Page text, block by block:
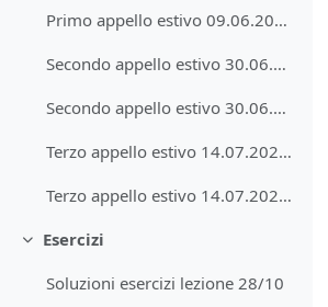
Primo appello estivo 09.06.2026 - Risultati
Secondo appello estivo 30.06.2026 - Testo
Secondo appello estivo 30.06.2026 - Risultati
Terzo appello estivo 14.07.2026 - Testo
Terzo appello estivo 14.07.2026 - Risultati
Collapse
Esercizi
Soluzioni esercizi lezione 28/10